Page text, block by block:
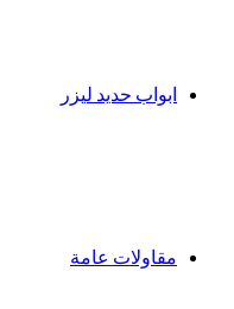
ابواب حديد ليزر
مقاولات عامة